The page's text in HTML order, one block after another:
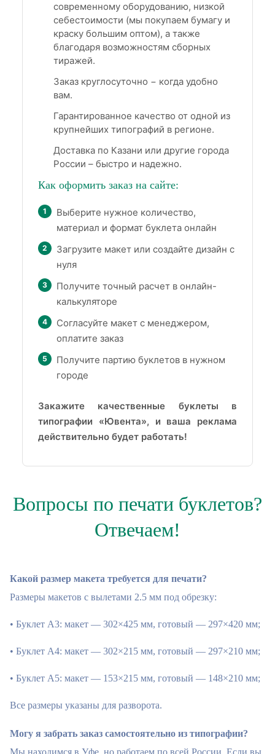
современному оборудованию, низкой
себестоимости (мы покупаем бумагу и
краску большим оптом), а также
благодаря возможностям сборных
тиражей.
Заказ круглосуточно − когда удобно
вам.
Гарантированное качество от одной из
крупнейших типографий в регионе.
Доставка по Казани или другие города
России – быстро и надежно.
Как оформить заказ на сайте:
Выберите нужное количество,
материал и формат буклета онлайн
Загрузите макет или создайте дизайн с
нуля
Получите точный расчет в онлайн-
калькуляторе
Согласуйте макет с менеджером,
оплатите заказ
Получите партию буклетов в нужном
городе
Закажите качественные буклеты в
типографии «Ювента», и ваша реклама
действительно будет работать!
Вопросы по печати буклетов?
Отвечаем!
Какой размер макета требуется для печати?
Размеры макетов с вылетами 2.5 мм под обрезку:
• Буклет А3: макет — 302×425 мм, готовый — 297×420 мм;
• Буклет А4: макет — 302×215 мм, готовый — 297×210 мм;
• Буклет А5: макет — 153×215 мм, готовый — 148×210 мм;
Все размеры указаны для разворота.
Могу я забрать заказ самостоятельно из типографии?